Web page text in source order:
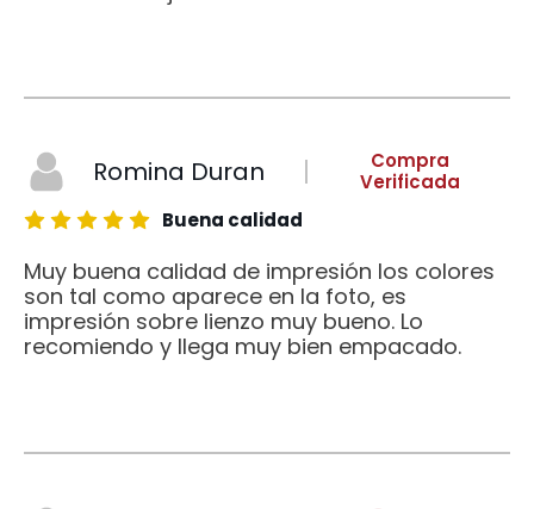
Romina Duran
Compra
Verificada
Buena calidad
Muy buena calidad de impresión los colores
son tal como aparece en la foto, es
impresión sobre lienzo muy bueno. Lo
recomiendo y llega muy bien empacado.